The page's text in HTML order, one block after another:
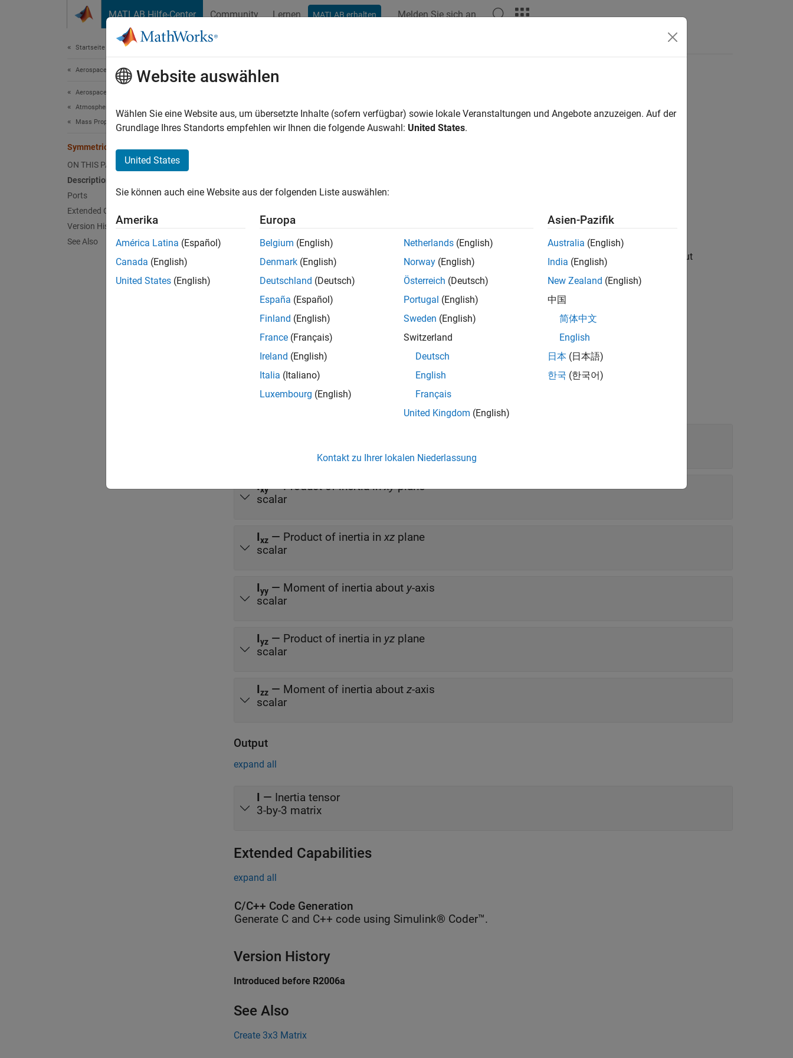
MATLAB Hilfe-Center Community Lernen MATLAB erhalten Melden Sie sich an
Startseite der Dokumentation
Aerospace and Defense
Aerospace Blockset
Atmospheric Flight
Mass Properties
Symmetric Inertia Tensor
ON THIS PAGE
Description
Ports
Extended Capabilities
Version History
See Also
Symmetric Inertia Tensor
Create inertia tensor from moments and products of inertia
Aerospace Blockset / Mass Properties
Description
Symmetric Inertia Tensor
block creates an inertia tensor from moments and products of inertia. Each input
corresponds to an element of the tensor.
The inertia tensor has the form of:
x− xy z
Ports
Ixy—Product of inertia inxyplane
scalar
Ixz — Product of inertia in xz plane
scalar
Iyy — Moment of inertia about y-axis
scalar
Iyz — Product of inertia in yz plane
scalar
Izz — Moment of inertia about z-axis
scalar
Output
expand all
I — Inertia tensor
3-by-3 matrix
Extended Capabilities
expand all
C/C++ Code Generation
Generate C and C++ code using Simulink® Coder™.
Version History
Introduced before R2006a
See Also
Create 3x3 Matrix
Website auswählen
Wählen Sie eine Website aus, um übersetzte Inhalte (sofern verfügbar) sowie lokale Veranstaltungen und Angebote anzuzeigen. Auf der
Grundlage Ihres Standorts empfehlen wir Ihnen die folgende Auswahl: United States.
United States
Sie können auch eine Website aus der folgenden Liste auswählen:
Amerika
América Latina (Español)
Canada (English)
United States (English)
Europa
Belgium (English)
Denmark (English)
Deutschland (Deutsch)
España (Español)
Finland (English)
France (Français)
Ireland (English)
Italia (Italiano)
Luxembourg (English)
Netherlands (English)
Norway (English)
Österreich (Deutsch)
Portugal (English)
Sweden (English)
Switzerland
Deutsch
English
Français
United Kingdom (English)
Asien-Pazifik
Australia (English)
India (English)
New Zealand (English)
中国
简体中文
English
日本 (日本語)
한국 (한국어)
Kontakt zu Ihrer lokalen Niederlassung